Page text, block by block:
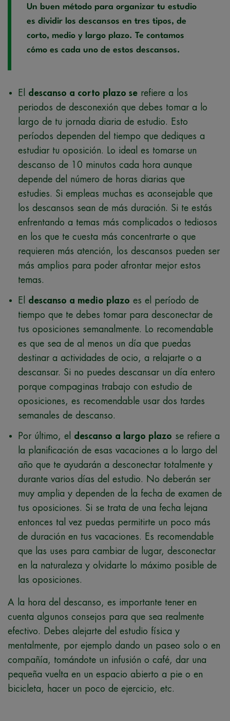
Un buen método para organizar tu estudio
es dividir los descansos en tres tipos, de
corto, medio y largo plazo. Te contamos
cómo es cada uno de estos descansos.
El descanso a corto plazo se refiere a los
periodos de desconexión que debes tomar a lo
largo de tu jornada diaria de estudio. Esto
períodos dependen del tiempo que dediques a
estudiar tu oposición. Lo ideal es tomarse un
descanso de 10 minutos cada hora aunque
depende del número de horas diarias que
estudies. Si empleas muchas es aconsejable que
los descansos sean de más duración. Si te estás
enfrentando a temas más complicados o tediosos
en los que te cuesta más concentrarte o que
requieren más atención, los descansos pueden ser
más amplios para poder afrontar mejor estos
temas.
El descanso a medio plazo es el período de
tiempo que te debes tomar para desconectar de
tus oposiciones semanalmente. Lo recomendable
es que sea de al menos un día que puedas
destinar a actividades de ocio, a relajarte o a
descansar. Si no puedes descansar un día entero
porque compaginas trabajo con estudio de
oposiciones, es recomendable usar dos tardes
semanales de descanso.
Por último, el descanso a largo plazo se refiere a
la planificación de esas vacaciones a lo largo del
año que te ayudarán a desconectar totalmente y
durante varios días del estudio. No deberán ser
muy amplia y dependen de la fecha de examen de
tus oposiciones. Si se trata de una fecha lejana
entonces tal vez puedas permitirte un poco más
de duración en tus vacaciones. Es recomendable
que las uses para cambiar de lugar, desconectar
en la naturaleza y olvidarte lo máximo posible de
las oposiciones.
A la hora del descanso, es importante tener en
cuenta algunos consejos para que sea realmente
efectivo. Debes alejarte del estudio física y
mentalmente, por ejemplo dando un paseo solo o en
compañía, tomándote un infusión o café, dar una
pequeña vuelta en un espacio abierto a pie o en
bicicleta, hacer un poco de ejercicio, etc.